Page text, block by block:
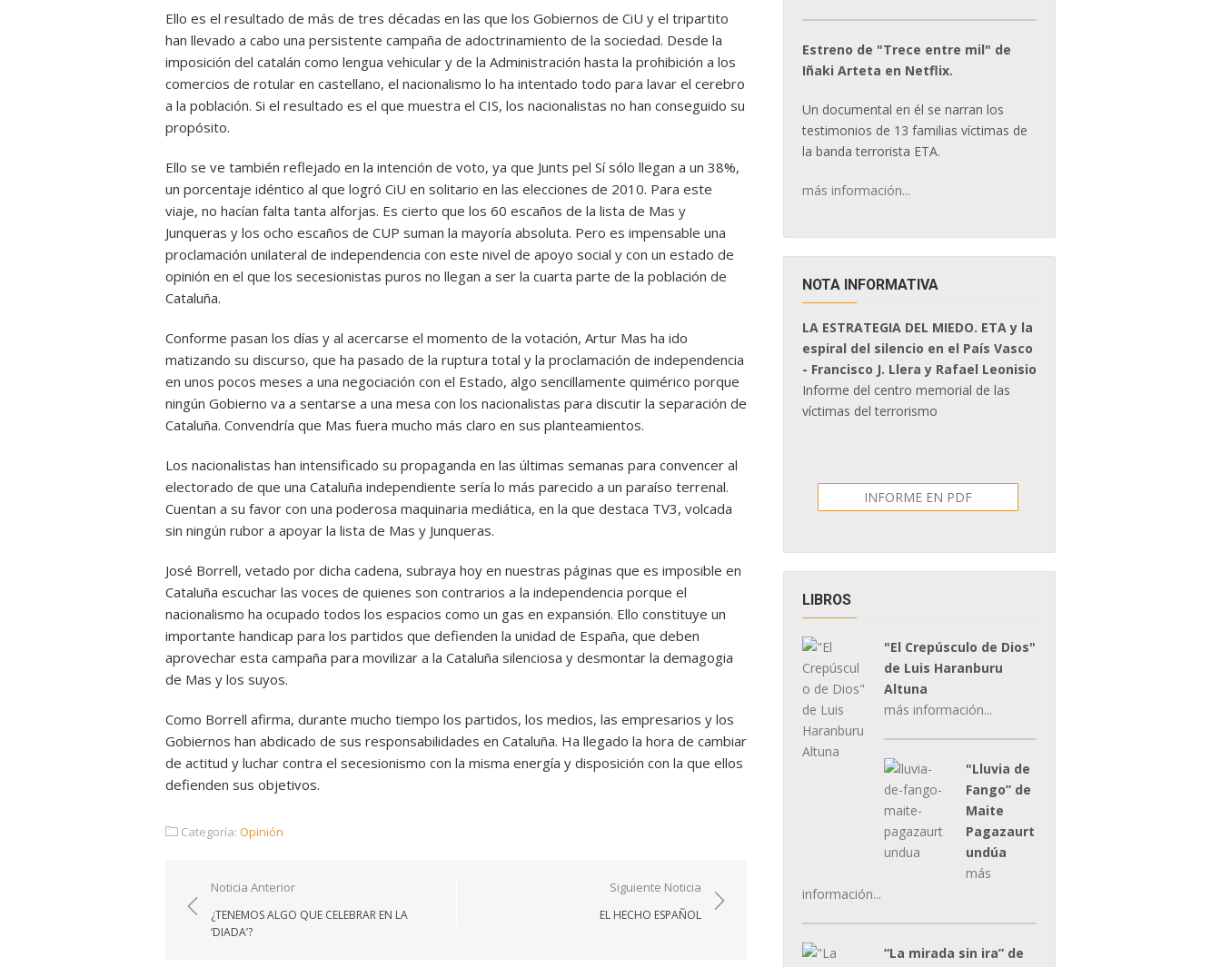
Ello es el resultado de más de tres décadas en las que los Gobiernos de CiU y el tripartito
han llevado a cabo una persistente campaña de adoctrinamiento de la sociedad. Desde la
imposición del catalán como lengua vehicular y de la Administración hasta la prohibición a los
comercios de rotular en castellano, el nacionalismo lo ha intentado todo para lavar el cerebro
a la población. Si el resultado es el que muestra el CIS, los nacionalistas no han conseguido su
propósito.
Ello se ve también reflejado en la intención de voto, ya que Junts pel Sí sólo llegan a un 38%,
un porcentaje idéntico al que logró CiU en solitario en las elecciones de 2010. Para este
viaje, no hacían falta tanta alforjas. Es cierto que los 60 escaños de la lista de Mas y
Junqueras y los ocho escaños de CUP suman la mayoría absoluta. Pero es impensable una
proclamación unilateral de independencia con este nivel de apoyo social y con un estado de
opinión en el que los secesionistas puros no llegan a ser la cuarta parte de la población de
Cataluña.
Conforme pasan los días y al acercarse el momento de la votación, Artur Mas ha ido
matizando su discurso, que ha pasado de la ruptura total y la proclamación de independencia
en unos pocos meses a una negociación con el Estado, algo sencillamente quimérico porque
ningún Gobierno va a sentarse a una mesa con los nacionalistas para discutir la separación de
Cataluña. Convendría que Mas fuera mucho más claro en sus planteamientos.
Los nacionalistas han intensificado su propaganda en las últimas semanas para convencer al
electorado de que una Cataluña independiente sería lo más parecido a un paraíso terrenal.
Cuentan a su favor con una poderosa maquinaria mediática, en la que destaca TV3, volcada
sin ningún rubor a apoyar la lista de Mas y Junqueras.
José Borrell, vetado por dicha cadena, subraya hoy en nuestras páginas que es imposible en
Cataluña escuchar las voces de quienes son contrarios a la independencia porque el
nacionalismo ha ocupado todos los espacios como un gas en expansión. Ello constituye un
importante handicap para los partidos que defienden la unidad de España, que deben
aprovechar esta campaña para movilizar a la Cataluña silenciosa y desmontar la demagogia
de Mas y los suyos.
Como Borrell afirma, durante mucho tiempo los partidos, los medios, las empresarios y los
Gobiernos han abdicado de sus responsabilidades en Cataluña. Ha llegado la hora de cambiar
de actitud y luchar contra el secesionismo con la misma energía y disposición con la que ellos
defienden sus objetivos.
Categoría: Opinión
Navegación
de
entradas
Noticia Anterior
¿TENEMOS ALGO QUE CELEBRAR EN LA
‘DIADA’?
Siguiente Noticia
EL HECHO ESPAÑOL
Estreno de "Trece entre mil" de
Iñaki Arteta en Netflix.
Un documental en él se narran los
testimonios de 13 familias víctimas de
la banda terrorista ETA.
más información...
NOTA INFORMATIVA
LA ESTRATEGIA DEL MIEDO. ETA y la
espiral del silencio en el País Vasco
- Francisco J. Llera y Rafael Leonisio
Informe del centro memorial de las
víctimas del terrorismo
INFORME EN PDF
LIBROS
"El Crepúsculo de Dios"
de Luis Haranburu
Altuna
más información...
"Lluvia de
Fango” de
Maite
Pagazaurt
undúa
más
información...
“La mirada sin ira” de